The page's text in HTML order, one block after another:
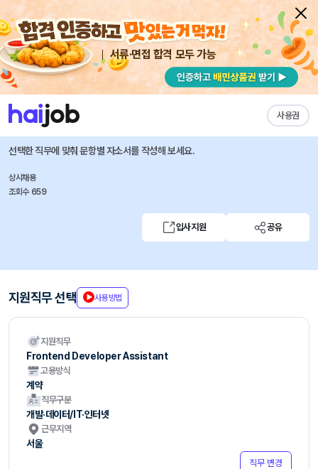
서류·면접 합격 모두 가능
사용권
채용공고 자소서 자유항목 자소서 내 작성목록
토스플레이스 즐겨찾기
Frontend Developer Assistant
선택한 직무에 맞춰 문항별 자소서를 작성해 보세요.
상시채용
조회수 659
입사지원 공유
지원직무 선택 사용방법
지원직무
Frontend Developer Assistant
고용방식
계약
직무구분
개발·데이터/IT·인터넷
근무지역
서울
직무 변경